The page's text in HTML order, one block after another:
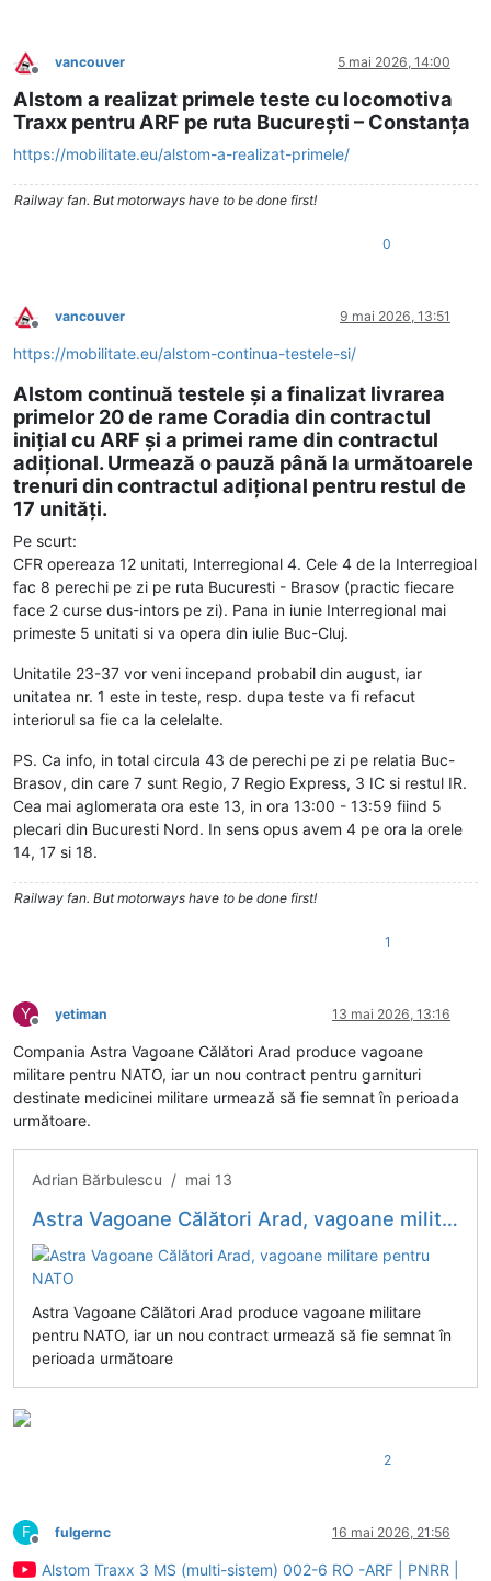
Deconectat
vancouver 5 mai 2026, 14:00
Alstom a realizat primele teste cu locomotiva
Traxx pentru ARF pe ruta București – Constanța
https://mobilitate.eu/alstom-a-realizat-primele/
Railway fan. But motorways have to be done first!
0
Deconectat
vancouver 9 mai 2026, 13:51
https://mobilitate.eu/alstom-continua-testele-si/
Alstom continuă testele și a finalizat livrarea
primelor 20 de rame Coradia din contractul
inițial cu ARF și a primei rame din contractul
adițional. Urmează o pauză până la următoarele
trenuri din contractul adițional pentru restul de
17 unități.
Pe scurt:
CFR opereaza 12 unitati, Interregional 4. Cele 4 de la Interregioal
fac 8 perechi pe zi pe ruta Bucuresti - Brasov (practic fiecare
face 2 curse dus-intors pe zi). Pana in iunie Interregional mai
primeste 5 unitati si va opera din iulie Buc-Cluj.
Unitatile 23-37 vor veni incepand probabil din august, iar
unitatea nr. 1 este in teste, resp. dupa teste va fi refacut
interiorul sa fie ca la celelalte.
PS. Ca info, in total circula 43 de perechi pe zi pe relatia Buc-
Brasov, din care 7 sunt Regio, 7 Regio Express, 3 IC si restul IR.
Cea mai aglomerata ora este 13, in ora 13:00 - 13:59 fiind 5
plecari din Bucuresti Nord. In sens opus avem 4 pe ora la orele
14, 17 si 18.
Railway fan. But motorways have to be done first!
1
Y
Deconectat
yetiman 13 mai 2026, 13:16
Compania Astra Vagoane Călători Arad produce vagoane
militare pentru NATO, iar un nou contract pentru garnituri
destinate medicinei militare urmează să fie semnat în perioada
următoare.
Adrian Bărbulescu / mai 13
Astra Vagoane Călători Arad, vagoane militare pentru NATO
Astra Vagoane Călători Arad produce vagoane militare
pentru NATO, iar un nou contract urmează să fie semnat în
perioada următoare
2
F
Deconectat
fulgernc 16 mai 2026, 21:56
Alstom Traxx 3 MS (multi-sistem) 002-6 RO -ARF | PNRR |